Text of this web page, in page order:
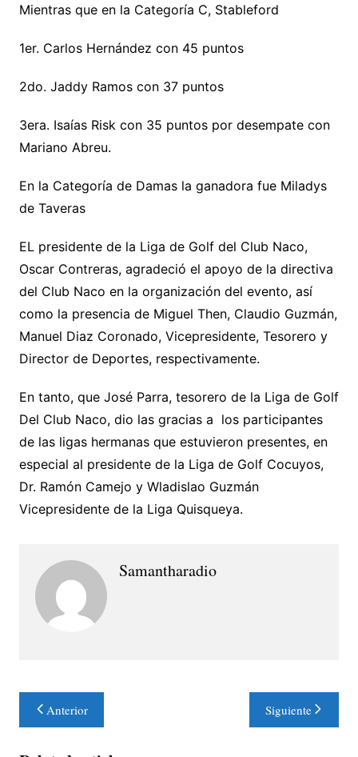
Mientras que en la Categoría C, Stableford
1er. Carlos Hernández con 45 puntos
2do. Jaddy Ramos con 37 puntos
3era. Isaías Risk con 35 puntos por desempate con
Mariano Abreu.
En la Categoría de Damas la ganadora fue Miladys
de Taveras
EL presidente de la Liga de Golf del Club Naco,
Oscar Contreras, agradeció el apoyo de la directiva
del Club Naco en la organización del evento, así
como la presencia de Miguel Then, Claudio Guzmán,
Manuel Diaz Coronado, Vicepresidente, Tesorero y
Director de Deportes, respectivamente.
En tanto, que José Parra, tesorero de la Liga de Golf
Del Club Naco, dio las gracias a los participantes
de las ligas hermanas que estuvieron presentes, en
especial al presidente de la Liga de Golf Cocuyos,
Dr. Ramón Camejo y Wladislao Guzmán
Vicepresidente de la Liga Quisqueya.
Samantharadio
Navegación
de
Anterior Siguiente